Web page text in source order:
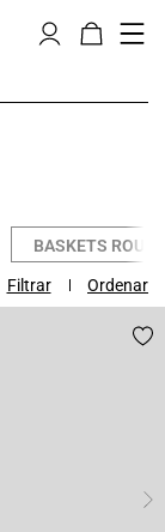
BASKETS ROUGE
Filtrar Ordenar